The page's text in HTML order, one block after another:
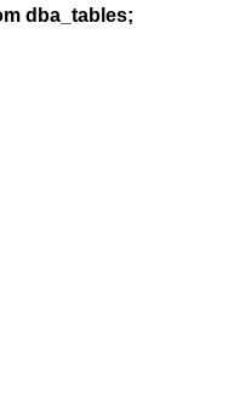
dba_tables;